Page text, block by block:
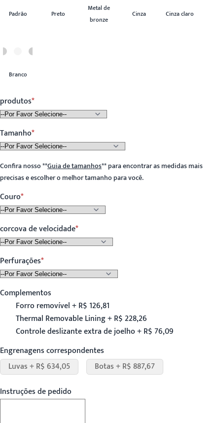
Padrão Preto
Metal de
bronze
Cinza Cinza claro
Branco
produtos
Tamanho
Confira nosso**Guia de tamanhos**para encontrar as medidas mais
precisas e escolher o melhor tamanho para você.
Couro
corcova de velocidade
Perfurações
Complementos
Forro removível + R$ 126,81
Thermal Removable Lining + R$ 228,26
Controle deslizante extra de joelho + R$ 76,09
Engrenagens correspondentes
Luvas + R$ 634,05
Botas + R$ 887,67
Instruções de pedido